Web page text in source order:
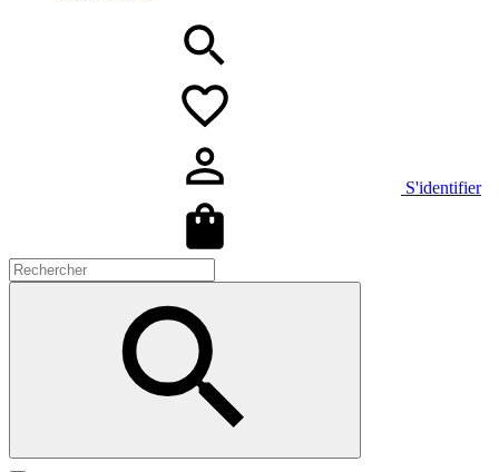
S'identifier